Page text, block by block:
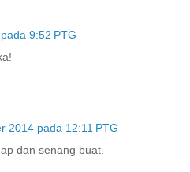
9:52 PTG
2014 pada 12:11 PTG
dan senang buat.